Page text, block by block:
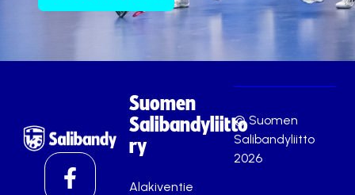
Suomen
Salibandyliitto
ry
Alakiventie
© Suomen
Salibandyliitto
2026